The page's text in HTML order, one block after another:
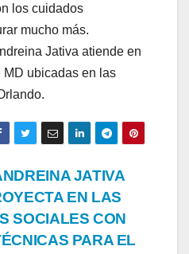
los cuidados
mucho más.
Jativa atiende en
MD ubicadas en las
JATIVA
EN LAS
SOCIALES CON
PARA EL